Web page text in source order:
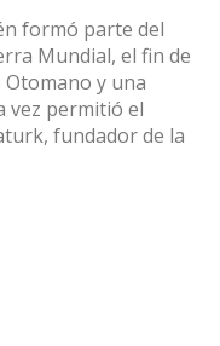
formó parte del
Mundial, el fin de
y una
vez permitió el
fundador de la